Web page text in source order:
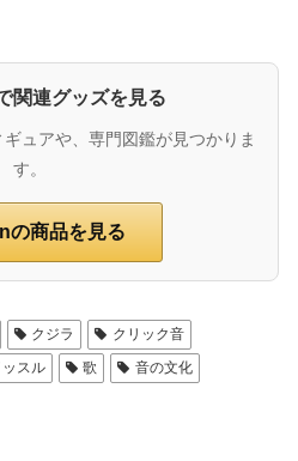
関連グッズを見る
ュアや、専門図鑑が見つかりま
す。
の商品を見る
クジラ
クリック音
スル 歌 音の文化